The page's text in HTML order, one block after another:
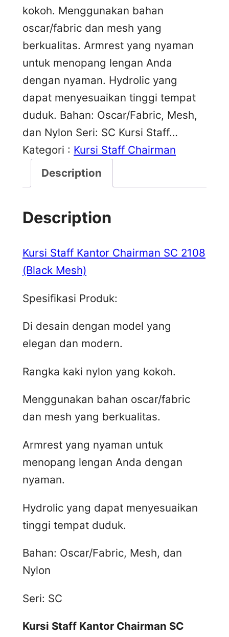
kokoh. Menggunakan bahan
oscar/fabric dan mesh yang
berkualitas. Armrest yang nyaman
untuk menopang lengan Anda
dengan nyaman. Hydrolic yang
dapat menyesuaikan tinggi tempat
duduk. Bahan: Oscar/Fabric, Mesh,
dan Nylon Seri: SC Kursi Staff…
Kategori : Kursi Staff Chairman
Description
Description
Kursi Staff Kantor Chairman SC 2108
(Black Mesh)
Spesifikasi Produk:
Di desain dengan model yang
elegan dan modern.
Rangka kaki nylon yang kokoh.
Menggunakan bahan oscar/fabric
dan mesh yang berkualitas.
Armrest yang nyaman untuk
menopang lengan Anda dengan
nyaman.
Hydrolic yang dapat menyesuaikan
tinggi tempat duduk.
Bahan: Oscar/Fabric, Mesh, dan
Nylon
Seri: SC
Kursi Staff Kantor Chairman SC